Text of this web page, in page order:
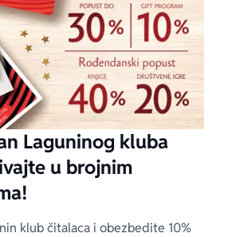
Laguninog kluba
u brojnim
klub čitalaca i obezbedite 10%